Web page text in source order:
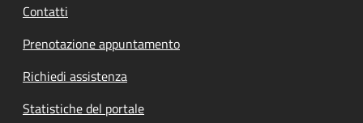
Contatti
Prenotazione appuntamento
Richiedi assistenza
Statistiche del portale